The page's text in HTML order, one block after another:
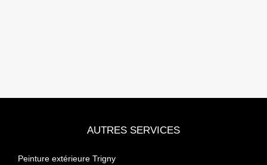
AUTRES SERVICES
Peinture extérieure Trigny